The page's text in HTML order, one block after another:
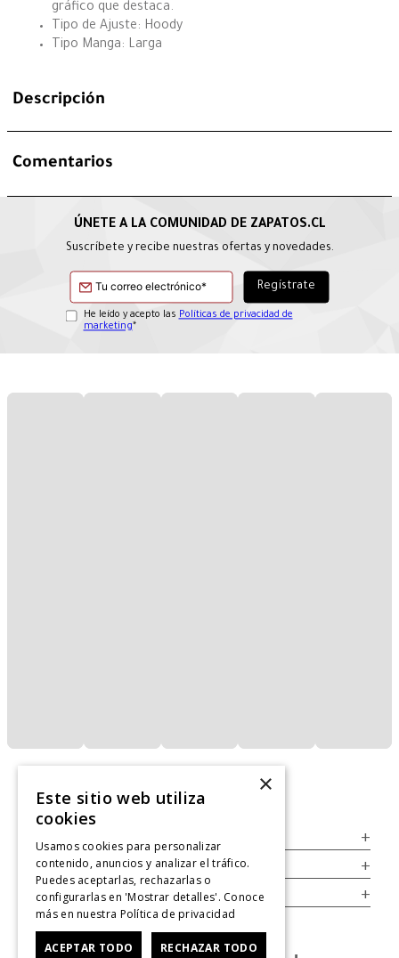
gráfico que destaca.
Tipo de Ajuste: Hoody
Tipo Manga: Larga
Descripción
Comentarios
Suscríbete y recibe nuestras ofertas y novedades.
He leído y acepto las Políticas de privacidad de
marketing*
+
Legal +
Cuenta +
×
Este sitio web utiliza
cookies
Usamos cookies para personalizar
contenido, anuncios y analizar el tráfico.
Puedes aceptarlas, rechazarlas o
configurarlas en 'Mostrar detalles'. Conoce
más en nuestra Política de privacidad
ACEPTAR TODO RECHAZAR TODO